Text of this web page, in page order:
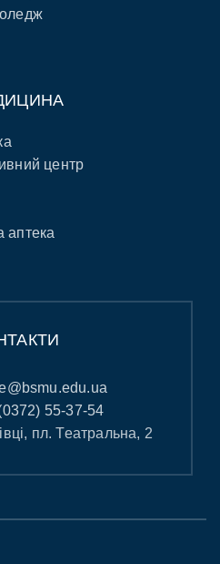
центр
аптека
55-37-54
пл. Театральна, 2